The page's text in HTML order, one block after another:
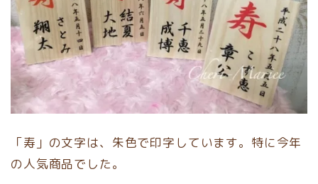
「寿」の文字は、朱色で印字しています。特に今年
の人気商品でした。